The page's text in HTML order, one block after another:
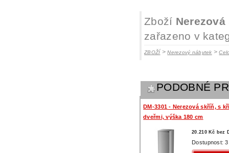
Zboží
zařazeno v
ZBOŽÍ>Nerezový nábytek >
PODOBNÉ
DM-3301 - Nerezová skříň, s
dveřmi, výška 180 cm
20.210 Kč bez
Dostupnost: